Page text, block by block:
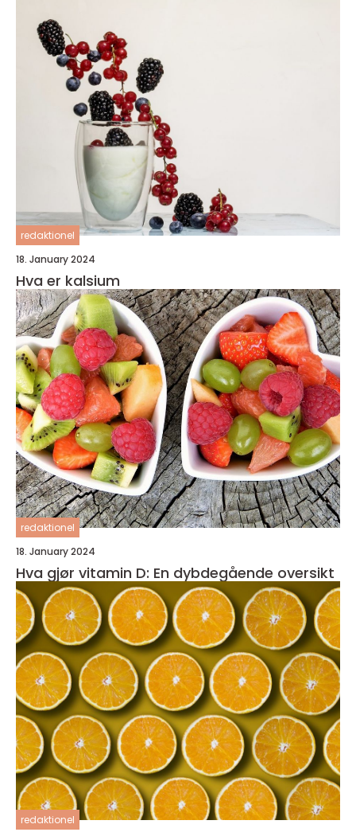
redaktionel
18. January 2024
Hva er kalsium
redaktionel
18. January 2024
Hva gjør vitamin D: En dybdegående oversikt
redaktionel